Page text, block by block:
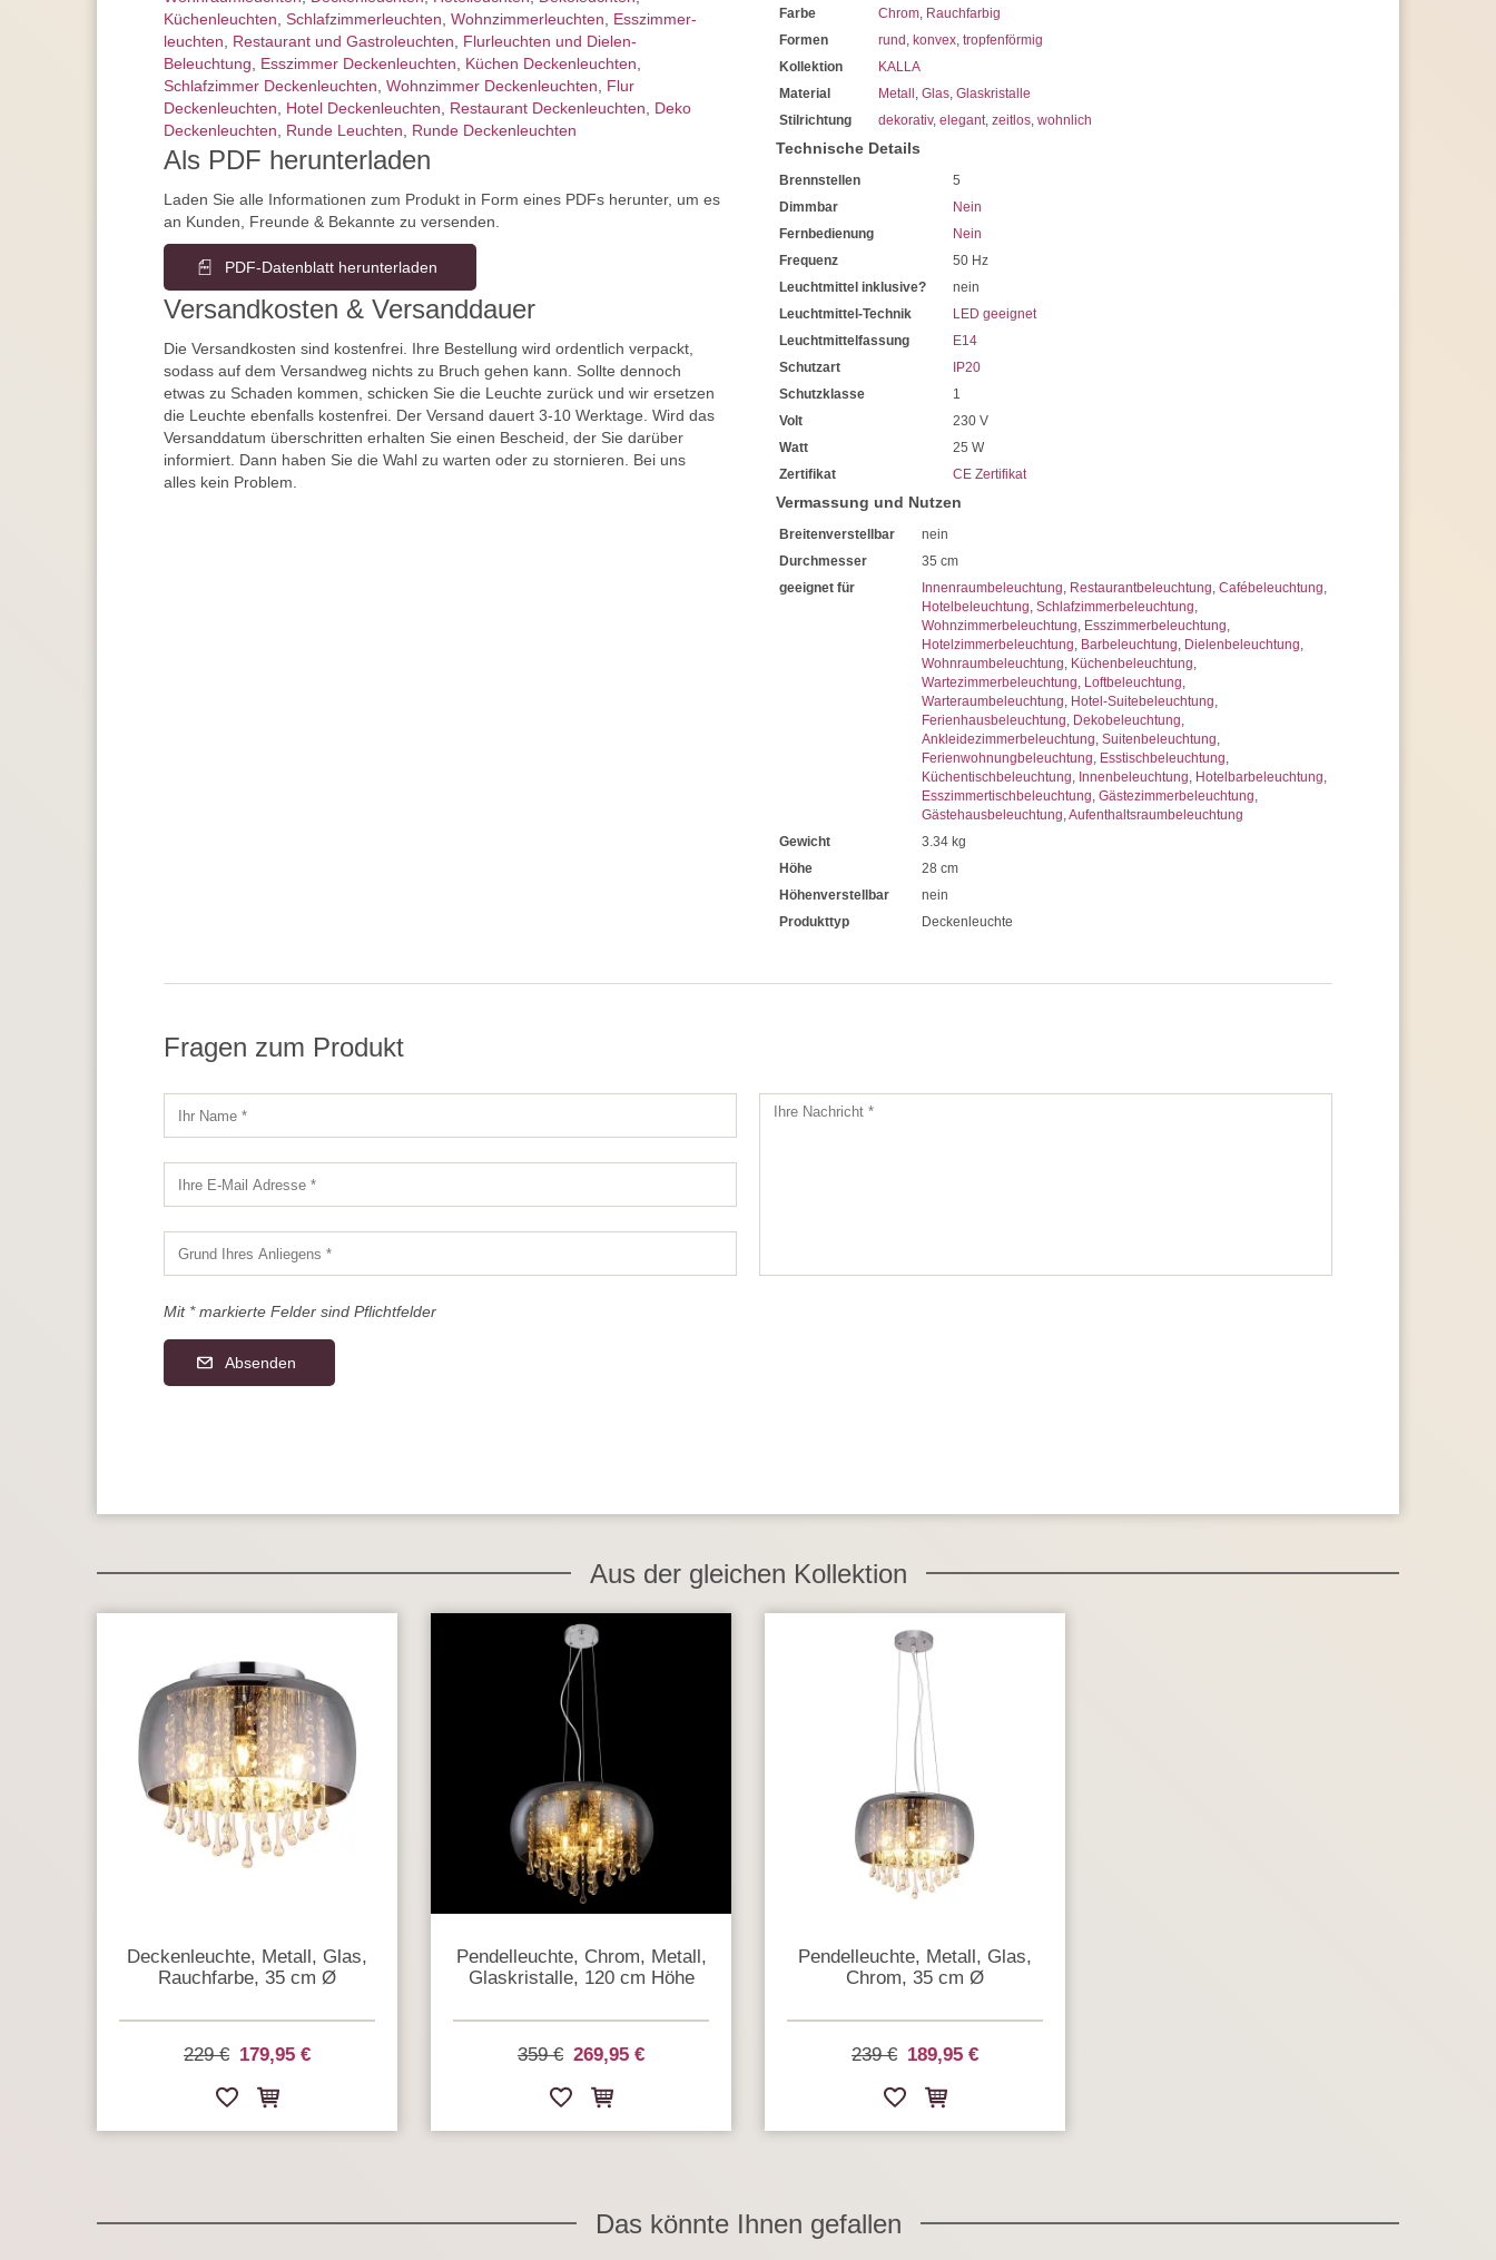
Küchenleuchten, Schlafzimmer­leuchten, Wohnzimmer­leuchten, Esszimmer­­
leuchten, Restaurant und Gastroleuchten, Flurleuchten und Dielen-
Beleuchtung, Esszimmer Deckenleuchten, Küchen Deckenleuchten,
Schlafzimmer Deckenleuchten, Wohnzimmer Deckenleuchten, Flur
Deckenleuchten, Hotel Deckenleuchten, Restaurant Deckenleuchten, Deko
Deckenleuchten, Runde Leuchten, Runde Deckenleuchten
Als PDF herunterladen
Laden Sie alle Informationen zum Produkt in Form eines PDFs herunter, um es
an Kunden, Freunde & Bekannte zu versenden.
PDF-Datenblatt herunterladen
Versandkosten & Versanddauer
Die Versandkosten sind kostenfrei. Ihre Bestellung wird ordentlich verpackt,
sodass auf dem Versandweg nichts zu Bruch gehen kann. Sollte dennoch
etwas zu Schaden kommen, schicken Sie die Leuchte zurück und wir ersetzen
die Leuchte ebenfalls kostenfrei. Der Versand dauert 3-10 Werktage. Wird das
Versanddatum überschritten erhalten Sie einen Bescheid, der Sie darüber
informiert. Dann haben Sie die Wahl zu warten oder zu stornieren. Bei uns
alles kein Problem.
Farbe Chrom, Rauchfarbig
Formen
rund , konvex, tropfenförmig
Kollektion
KALLA
Material
Metall , Glas, Glaskristalle
Stilrichtung
dekorativ, elegant, zeitlos, wohnlich
Technische Details
Brennstellen
5
Dimmbar
Nein
Fernbedienung
Nein
Frequenz
50 Hz
Leuchtmittel inklusive?
nein
Leuchtmittel-Technik
LED geeignet
Leuchtmittelfassung
E14
Schutzart
IP20
Schutzklasse
1
Volt
230 V
Watt
25 W
Zertifikat
CE Zertifikat
Vermassung und Nutzen
Breitenverstellbar
nein
Durchmesser
35 cm
geeignet für
Innenraumbeleuchtung, Restaurantbeleuchtung, Cafébeleuchtung,
Hotelbeleuchtung, Schlafzimmerbeleuchtung,
Wohnzimmerbeleuchtung, Esszimmerbeleuchtung,
Hotelzimmerbeleuchtung, Barbeleuchtung, Dielenbeleuchtung,
Wohnraumbeleuchtung, Küchenbeleuchtung,
Wartezimmerbeleuchtung, Loftbeleuchtung,
Warteraumbeleuchtung, Hotel-Suitebeleuchtung,
Ferienhausbeleuchtung, Dekobeleuchtung,
Ankleidezimmerbeleuchtung, Suitenbeleuchtung,
Ferienwohnungbeleuchtung, Esstischbeleuchtung,
Küchentischbeleuchtung, Innenbeleuchtung, Hotelbarbeleuchtung,
Esszimmertischbeleuchtung, Gästezimmerbeleuchtung,
Gästehausbeleuchtung,Aufenthaltsraumbeleuchtung
Gewicht
3.34 kg
Höhe
28 cm
Höhenverstellbar
nein
Produkttyp
Deckenleuchte
Fragen zum Produkt
Mit * markierte Felder sind Pflichtfelder
Absenden
Aus der gleichen Kollektion
Deckenleuchte, Metall, Glas,
Rauchfarbe, 35 cm Ø
229 € 179,95 €
Pendelleuchte, Chrom, Metall,
Glaskristalle, 120 cm Höhe
359 € 269,95 €
Pendelleuchte, Metall, Glas,
Chrom, 35 cm Ø
239 € 189,95 €
Das könnte Ihnen gefallen